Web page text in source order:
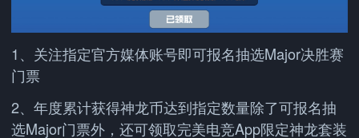
1、关注指定官方媒体账号即可报名抽选Major决胜赛
门票
2、年度累计获得神龙币达到指定数量除了可报名抽
选Major门票外，还可领取完美电竞App限定神龙套装